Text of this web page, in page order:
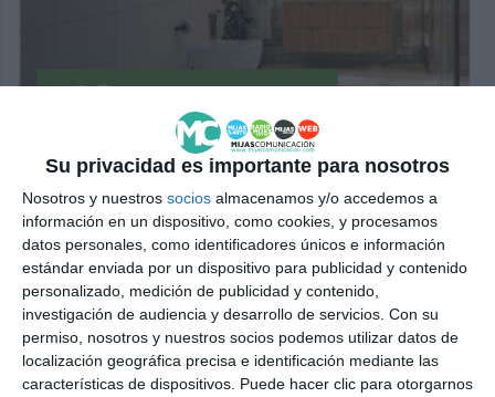
Su privacidad es importante para nosotros
Nosotros y nuestros socios almacenamos y/o accedemos a
información en un dispositivo, como cookies, y procesamos
datos personales, como identificadores únicos e información
estándar enviada por un dispositivo para publicidad y contenido
personalizado, medición de publicidad y contenido,
investigación de audiencia y desarrollo de servicios. Con su
permiso, nosotros y nuestros socios podemos utilizar datos de
localización geográfica precisa e identificación mediante las
características de dispositivos. Puede hacer clic para otorgarnos